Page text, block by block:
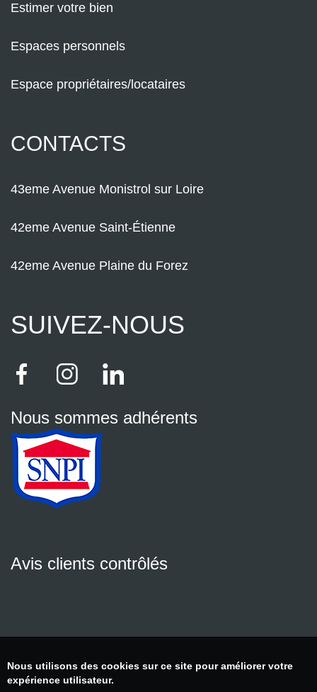
Estimer votre bien
Espaces personnels
Espace propriétaires/locataires
CONTACTS
43eme Avenue Monistrol sur Loire
42eme Avenue Saint-Étienne
42eme Avenue Plaine du Forez
SUIVEZ-NOUS
Nous sommes adhérents
Avis clients contrôlés
Nous utilisons des cookies sur ce site pour améliorer votre
expérience utilisateur.